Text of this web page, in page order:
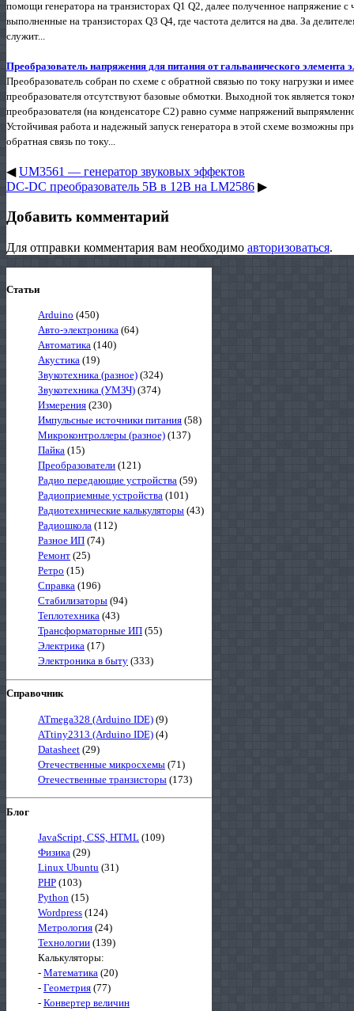
помощи генератора на транзисторах Q1 Q2, далее полученное напряжение
выполненные на транзисторах Q3 Q4, где частота делится на два. За
служит...
Преобразователь напряжения для питания от гальванического элемента
Преобразователь собран по схеме с обратной связью по току нагрузки и
преобразователя отсутствуют базовые обмотки. Выходной ток является
преобразователя (на конденсаторе С2) равно сумме напряжений
Устойчивая работа и надежный запуск генератора в этой схеме возможны
обратная связь по току...
◀UM3561 — генератор звуковых эффектов
DC-DC преобразователь 5В в 12В на LM2586 ▶
Добавить комментарий
Для отправки комментария вам необходимо авторизоваться.
Статьи
Arduino (450)
Авто-электроника (64)
Автоматика (140)
Акустика (19)
Звукотехника (разное) (324)
Звукотехника (УМЗЧ) (374)
Измерения (230)
Импульсные источники питания (58)
Микроконтроллеры (разное) (137)
Пайка (15)
Преобразователи (121)
Радио передающие устройства (59)
Радиоприемные устройства (101)
Радиотехнические калькуляторы (43)
Радиошкола (112)
Разное ИП (74)
Ремонт (25)
Ретро (15)
Справка (196)
Стабилизаторы (94)
Теплотехника (43)
Трансформаторные ИП (55)
Электрика (17)
Электроника в быту (333)
Справочник
ATmega328 (Arduino IDE) (9)
ATtiny2313 (Arduino IDE) (4)
Datasheet (29)
Отечественные микросхемы (71)
Отечественные транзисторы (173)
Блог
JavaScript, CSS, HTML (109)
Физика (29)
Linux Ubuntu (31)
PHP (103)
Python (15)
Wordpress (124)
Метрология (24)
Технологии (139)
Калькуляторы:
- Математика (20)
- Геометрия (77)
- Конвертер величин